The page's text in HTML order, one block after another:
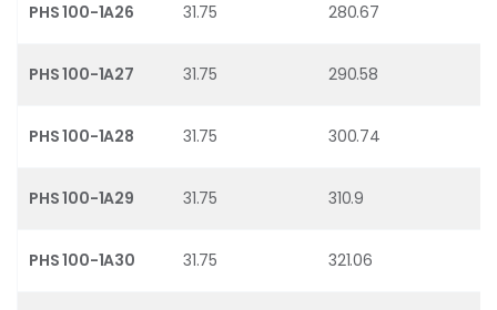
PHS 100-1A26 31.75 280.67
PHS 100-1A27 31.75 290.58
PHS 100-1A28 31.75 300.74
PHS 100-1A29 31.75 310.9
PHS 100-1A30 31.75 321.06